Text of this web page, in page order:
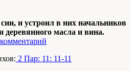
и устроил в них начальников
деревянного масла и вина.
2 Пар: 11: 11-11